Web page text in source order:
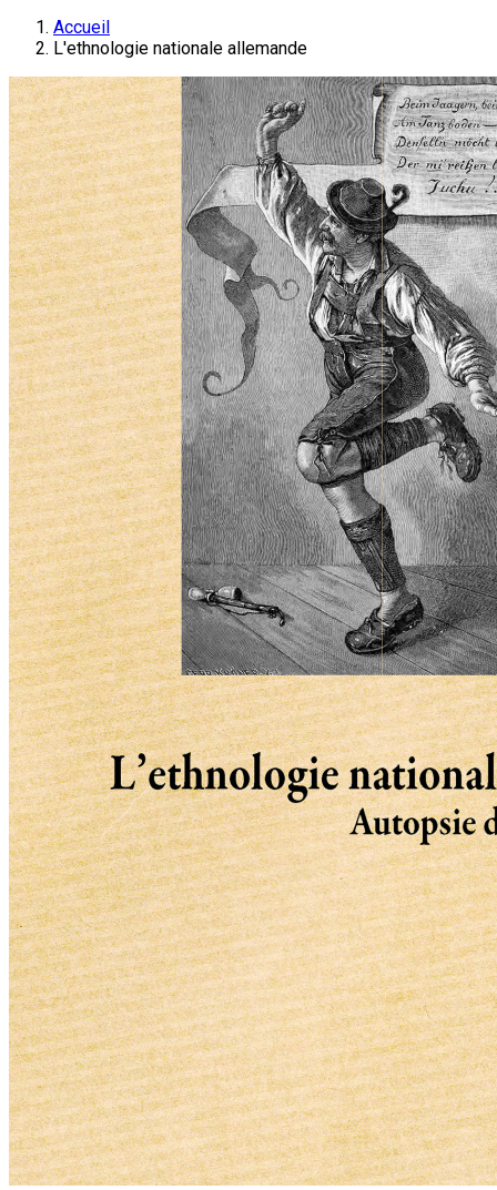
Accueil
L'ethnologie nationale allemande